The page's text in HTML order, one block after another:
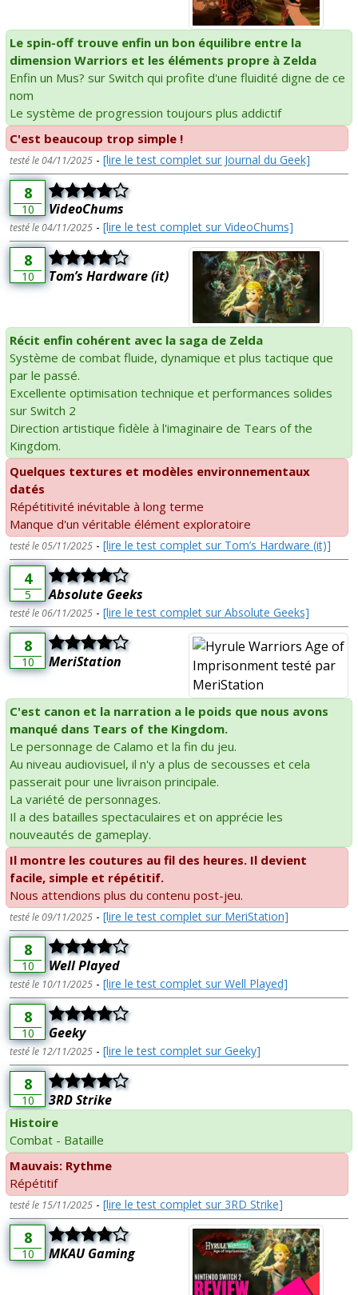
Le spin-off trouve enfin un bon équilibre entre la
dimension Warriors et les éléments propre à Zelda
Enfin un Mus? sur Switch qui profite d'une fluidité digne de ce
nom
Le système de progression toujours plus addictif
C'est beaucoup trop simple !
testé le 04/11/2025 - [lire le test complet sur Journal du Geek]
8
10 VideoChums
testé le 04/11/2025 - [lire le test complet sur VideoChums]
8
10 Tom’s Hardware (it)
Récit enfin cohérent avec la saga de Zelda
Système de combat fluide, dynamique et plus tactique que
par le passé.
Excellente optimisation technique et performances solides
sur Switch 2
Direction artistique fidèle à l'imaginaire de Tears of the
Kingdom.
Quelques textures et modèles environnementaux
datés
Répétitivité inévitable à long terme
Manque d'un véritable élément exploratoire
testé le 05/11/2025 - [lire le test complet sur Tom’s Hardware (it)]
4
5 Absolute Geeks
testé le 06/11/2025 - [lire le test complet sur Absolute Geeks]
8
10 MeriStation
C'est canon et la narration a le poids que nous avons
manqué dans Tears of the Kingdom.
Le personnage de Calamo et la fin du jeu.
Au niveau audiovisuel, il n'y a plus de secousses et cela
passerait pour une livraison principale.
La variété de personnages.
Il a des batailles spectaculaires et on apprécie les
nouveautés de gameplay.
Il montre les coutures au fil des heures. Il devient
facile, simple et répétitif.
Nous attendions plus du contenu post-jeu.
testé le 09/11/2025 - [lire le test complet sur MeriStation]
8
10 Well Played
testé le 10/11/2025 - [lire le test complet sur Well Played]
8
10 Geeky
testé le 12/11/2025 - [lire le test complet sur Geeky]
8
10 3RD Strike
Histoire
Combat - Bataille
Mauvais: Rythme
Répétitif
testé le 15/11/2025 - [lire le test complet sur 3RD Strike]
8
10 MKAU Gaming